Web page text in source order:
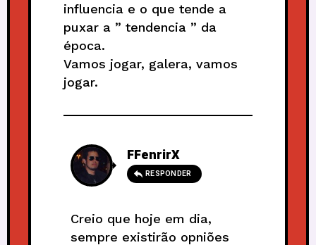
influencia e o que tende a
puxar a ” tendencia ” da
época.
Vamos jogar, galera, vamos
jogar.
FFenrirX
RESPONDER
Creio que hoje em dia,
sempre existirão opniões